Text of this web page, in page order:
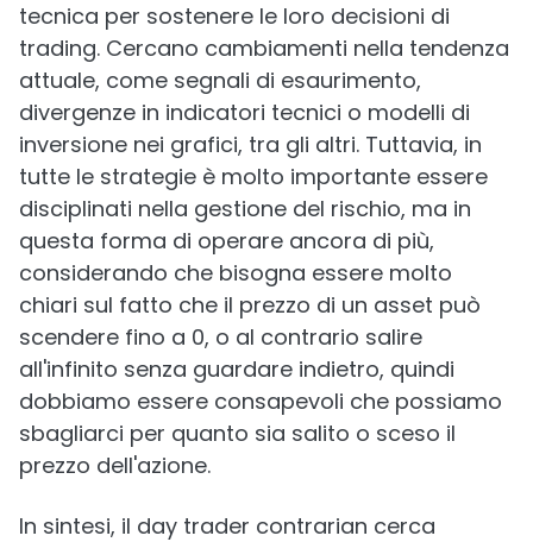
tecnica per sostenere le loro decisioni di
trading. Cercano cambiamenti nella tendenza
attuale, come segnali di esaurimento,
divergenze in indicatori tecnici o modelli di
inversione nei grafici, tra gli altri. Tuttavia, in
tutte le strategie è molto importante essere
disciplinati nella gestione del rischio, ma in
questa forma di operare ancora di più,
considerando che bisogna essere molto
chiari sul fatto che il prezzo di un asset può
scendere fino a 0, o al contrario salire
all'infinito senza guardare indietro, quindi
dobbiamo essere consapevoli che possiamo
sbagliarci per quanto sia salito o sceso il
prezzo dell'azione.
In sintesi, il day trader contrarian cerca